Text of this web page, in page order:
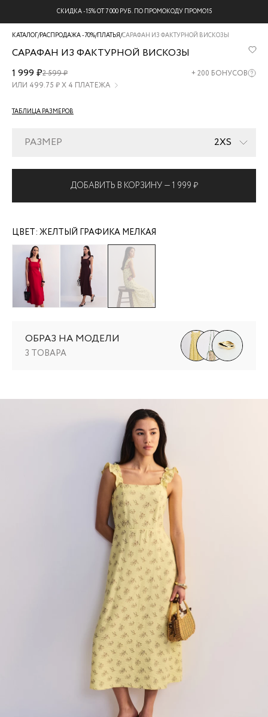
БЕСПЛАТНАЯ ДОСТАВКА НА ВСЕ ЗАКАЗЫ
КАТАЛОГ/РАСПРОДАЖА -70%/ПЛАТЬЯ/САРАФАН ИЗ ФАКТУРНОЙ ВИСКОЗЫ
САРАФАН ИЗ ФАКТУРНОЙ ВИСКОЗЫ
ZR2606012908-
215
1 999 ₽2 599 ₽ +200 БОНУСОВ
ИЛИ 499.75 ₽ Х 4 ПЛАТЕЖА
ТАБЛИЦА РАЗМЕРОВ
РАЗМЕР 2XS
ДОБАВИТЬ В КОРЗИНУ — 1 999 ₽
ЦВЕТ: ЖЕЛТЫЙ ГРАФИКА МЕЛКАЯ
ОБРАЗ НА МОДЕЛИ
3 ТОВАРА